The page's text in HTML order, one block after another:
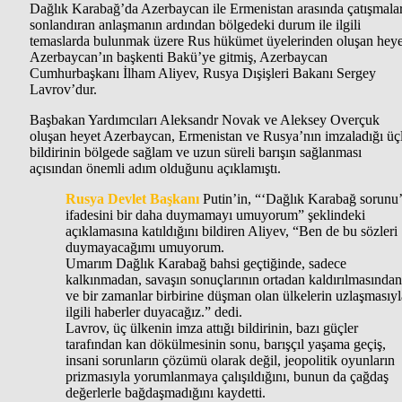
Dağlık Karabağ’da Azerbaycan ile Ermenistan arasında
sonlandıran anlaşmanın ardından bölgedeki durum ile ilgili
temaslarda bulunmak üzere Rus hükümet üyelerinden oluşan
Azerbaycan’ın başkenti Bakü’ye gitmiş, Azerbaycan
Cumhurbaşkanı İlham Aliyev, Rusya Dışişleri Bakanı Sergey
Lavrov’dur.
Başbakan Yardımcıları Aleksandr Novak ve Aleksey Overçuk
oluşan heyet Azerbaycan, Ermenistan ve Rusya’nın imzaladığı
bildirinin bölgede sağlam ve uzun süreli barışın sağlanması
açısından önemli adım olduğunu açıklamıştı.
Rusya Devlet Başkanı Putin’in, “‘Dağlık Karabağ sorunu’
ifadesini bir daha duymamayı umuyorum” şeklindeki
açıklamasına katıldığını bildiren Aliyev, “Ben de bu sözleri
duymayacağımı umuyorum.
Umarım Dağlık Karabağ bahsi geçtiğinde, sadece
kalkınmadan, savaşın sonuçlarının ortadan kaldırılmasından
ve bir zamanlar birbirine düşman olan ülkelerin
ilgili haberler duyacağız.” dedi.
Lavrov, üç ülkenin imza attığı bildirinin, bazı güçler
tarafından kan dökülmesinin sonu, barışçıl yaşama geçiş,
insani sorunların çözümü olarak değil, jeopolitik oyunların
prizmasıyla yorumlanmaya çalışıldığını, bunun da çağdaş
değerlerle bağdaşmadığını kaydetti.